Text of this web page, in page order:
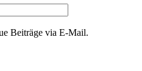
Beiträge via E-Mail.